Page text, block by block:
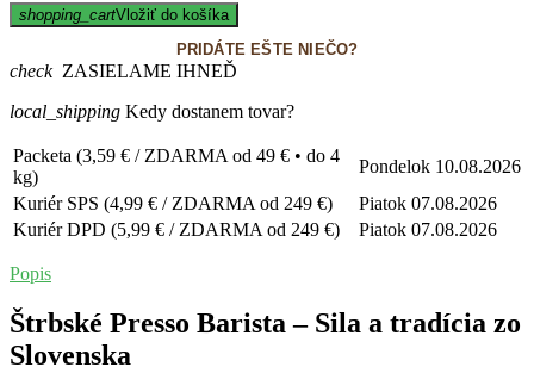
shopping_cartVložiť do košíka
PRIDÁTE EŠTE NIEČO?
checkZASIELAME IHNEĎ
local_shipping Kedy dostanem tovar?
Packeta (3,59 € / ZDARMA od 49 € • do 4
kg)
Pondelok 10.08.2026
Kuriér SPS (4,99 € / ZDARMA od 249 €)
Piatok 07.08.2026
Kuriér DPD (5,99 € / ZDARMA od 249 €)
Piatok 07.08.2026
Popis
Štrbské Presso Barista – Sila a tradícia zo
Slovenska